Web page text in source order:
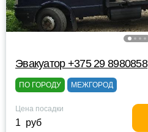
Эвакуатор +375 29 8980858
ПО ГОРОДУ МЕЖГОРОД
Цена посадки
1 руб